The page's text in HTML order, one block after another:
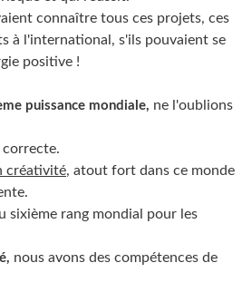
connaître tous ces projets, ces
à l'international, s'ils pouvaient se
positive !
puissance mondiale, ne l'oublions
correcte.
créativité, atout fort dans ce monde
sixième rang mondial pour les
nous avons des compétences de